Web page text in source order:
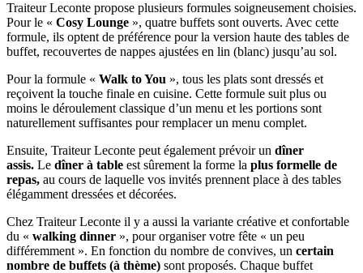
Traiteur Leconte propose plusieurs formules soigneusement choisies.
Pour le « Cosy Lounge », quatre buffets sont ouverts. Avec cette
formule, ils optent de préférence pour la version haute des tables de
buffet, recouvertes de nappes ajustées en lin (blanc) jusqu’au sol.
Pour la formule « Walk to You », tous les plats sont dressés et
reçoivent la touche finale en cuisine. Cette formule suit plus ou
moins le déroulement classique d’un menu et les portions sont
naturellement suffisantes pour remplacer un menu complet.
Ensuite, Traiteur Leconte peut également prévoir un dîner
assis. Le dîner à table est sûrement la forme la plus formelle de
repas, au cours de laquelle vos invités prennent place à des tables
élégamment dressées et décorées.
Chez Traiteur Leconte il y a aussi la variante créative et confortable
du « walking dinner », pour organiser votre fête « un peu
différemment ». En fonction du nombre de convives, un certain
nombre de buffets (à thème) sont proposés. Chaque buffet